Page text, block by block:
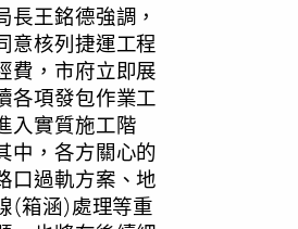
長王銘德強調，
意核列捷運工程
費，市府立即展
各項發包作業工
入實質施工階
中，各方關心的
口過軌方案、地
(箱涵)處理等重